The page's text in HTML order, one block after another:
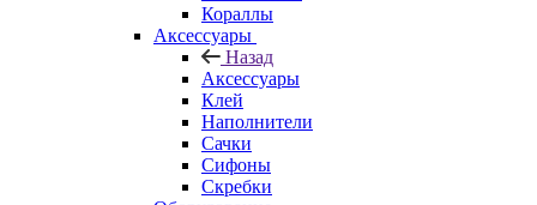
Кораллы
Аксессуары
Назад
Аксессуары
Клей
Наполнители
Сачки
Сифоны
Скребки